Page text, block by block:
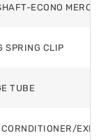
ECONO
SPRING CLIP
TUBE
CORNDITIONER/